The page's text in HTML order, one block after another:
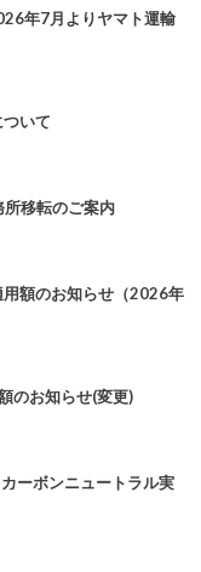
年7月よりヤマト運輸
いて
移転のご案内
額のお知らせ（2026年
のお知らせ(変更)
ーボンニュートラル実